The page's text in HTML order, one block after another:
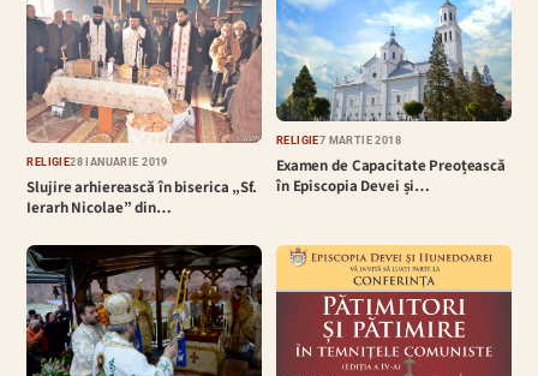
RELIGIE28 IANUARIE 2019
Slujire arhierească în biserica „Sf.
Ierarh Nicolae” din…
RELIGIE7 MARTIE 2018
Examen de Capacitate Preoțească
în Episcopia Devei și…